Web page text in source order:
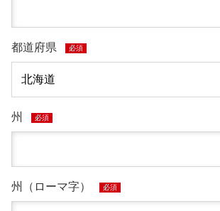
都道府県 必須
州 必須
州（ローマ字） 必須